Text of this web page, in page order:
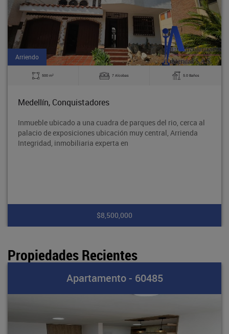
Arriendo
500 m2 7 Alcobas 5.0 Baños
Medellín, Conquistadores
Inmueble ubicado a una cuadra de parques del rio, cerca al
palacio de exposiciones ubicación muy central, Arrienda
Integridad, inmobiliaria experta en
$8,500,000
Propiedades Recientes
Apartamento - 60485